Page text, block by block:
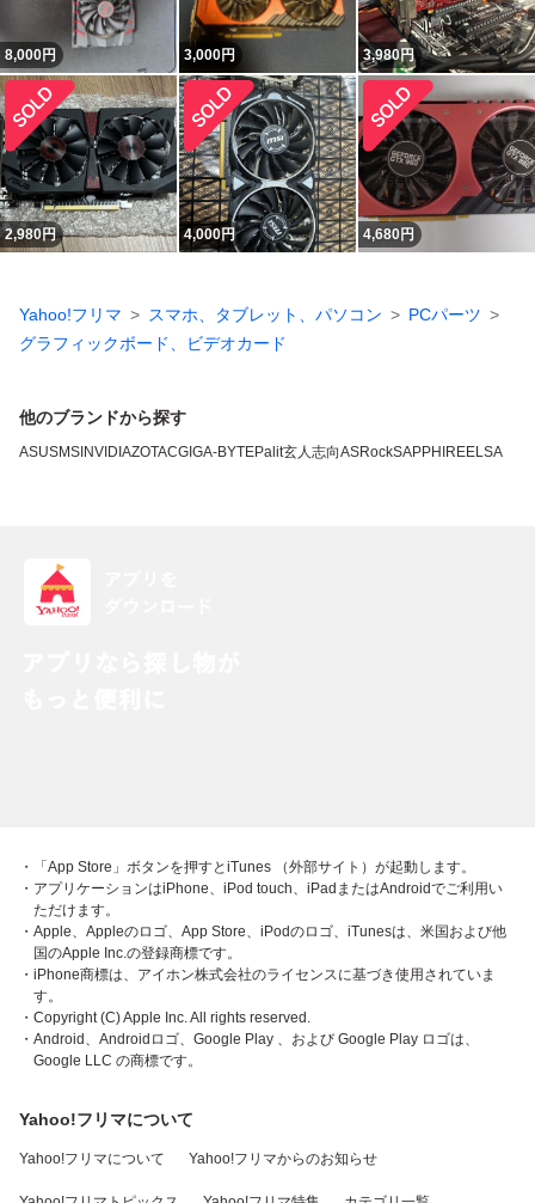
8,000円 3,000円 3,980円
2,980円 4,000円 4,680円
Yahoo!フリマ スマホ、タブレット、パソコン
PCパーツ
グラフィックボード、ビデオカード
他のブランドから探す
ASUSMSI NVIDIAZOTACGIGA-BYTEPalit玄人志向ASRockSAPPHIREELSA
・「App Store」ボタンを押すとiTunes （外部サイト）が起動します。
・アプリケーションはiPhone、iPod touch、iPadまたはAndroidでご利用い
ただけます。
・Apple、Appleのロゴ、App Store、iPodのロゴ、iTunesは、米国および他
国のApple Inc.の登録商標です。
・iPhone商標は、アイホン株式会社のライセンスに基づき使用されていま
す。
・Copyright (C) Apple Inc. All rights reserved.
・Android、Androidロゴ、Google Play 、および Google Play ロゴは、
Google LLC の商標です。
Yahoo!フリマについて
Yahoo!フリマについて Yahoo!フリマからのお知らせ